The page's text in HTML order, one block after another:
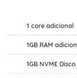
1 core adicional
1GB RAM
1GB NVME